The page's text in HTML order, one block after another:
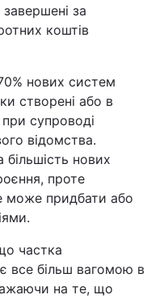
за
коштів
нових систем
створені або в
супроводі
відомства.
нових
проте
може придбати або
частка
все більш вагомою в
на те, що